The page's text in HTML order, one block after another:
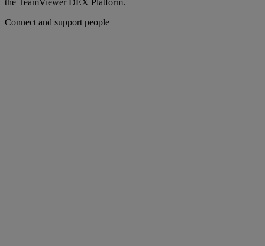
the TeamViewer DEX Platform.
Connect and support people